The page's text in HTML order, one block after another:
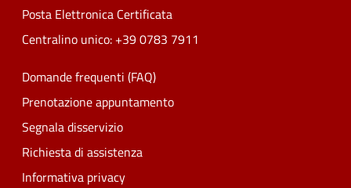
Posta Elettronica Certificata
Centralino unico: +39 0783 7911
Domande frequenti (FAQ)
Prenotazione appuntamento
Segnala disservizio
Richiesta di assistenza
Informativa privacy